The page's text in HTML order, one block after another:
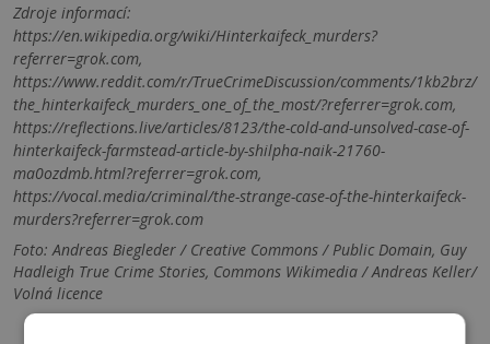
Zdroje informací:
https://en.wikipedia.org/wiki/Hinterkaifeck_murders?
referrer=grok.com,
https://www.reddit.com/r/TrueCrimeDiscussion/comments/1kb2brz/
the_hinterkaifeck_murders_one_of_the_most/?referrer=grok.com,
https://reflections.live/articles/8123/the-cold-and-unsolved-case-of-
hinterkaifeck-farmstead-article-by-shilpha-naik-21760-
ma0ozdmb.html?referrer=grok.com,
https://vocal.media/criminal/the-strange-case-of-the-hinterkaifeck-
murders?referrer=grok.com
Foto: Andreas Biegleder / Creative Commons / Public Domain, Guy
Hadleigh True Crime Stories, Commons Wikimedia / Andreas Keller/
Volná licence